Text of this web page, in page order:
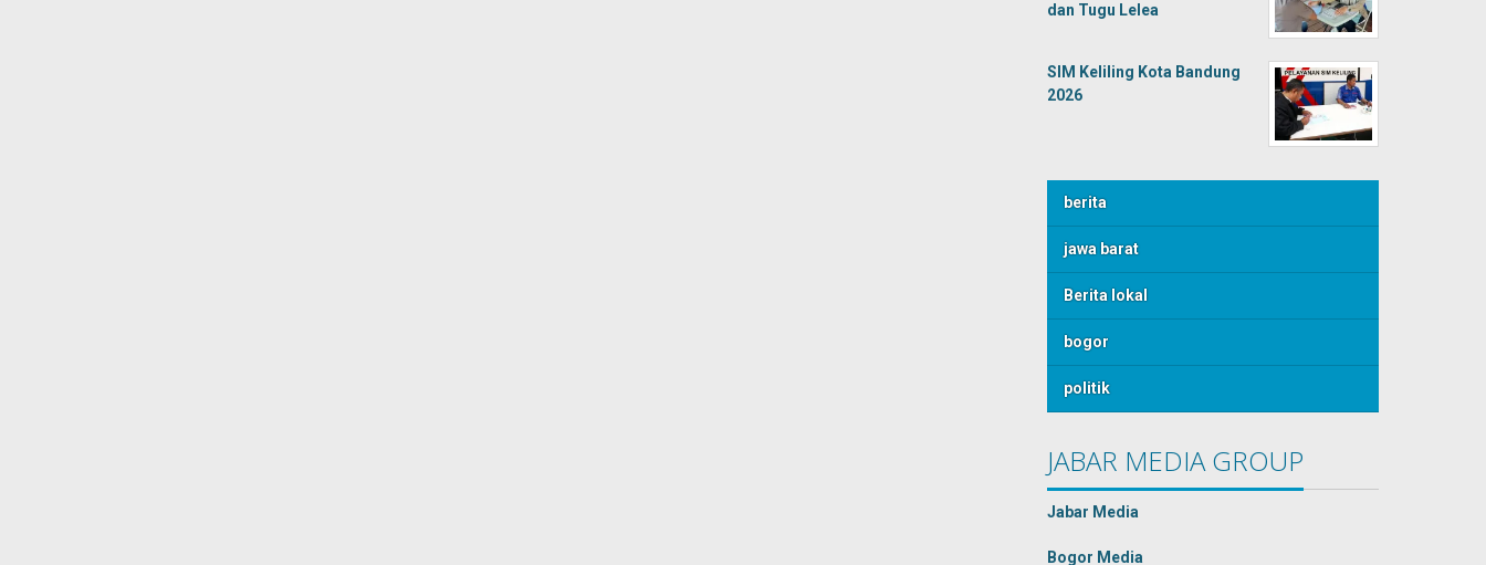
dan Tugu Lelea
SIM Keliling Kota Bandung
2026
berita
jawa barat
Berita lokal
bogor
politik
JABAR MEDIA GROUP
Jabar Media
Bogor Media